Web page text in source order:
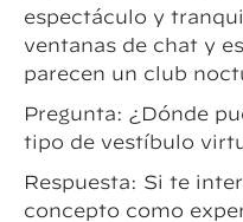
espectáculo y
ventanas de chat y
parecen un club
Pregunta: ¿Dónde
tipo de vestíbulo
Respuesta: Si te
concepto como